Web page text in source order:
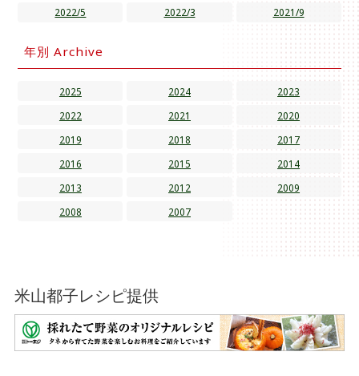
2022/5
2022/3 2021/9
年別 Archive
2025 2024
2023
2022
2021
2020
2019
2018
2017
2016
2015
2014
2013
2012
2009
2008
2007
米山都子レシピ提供